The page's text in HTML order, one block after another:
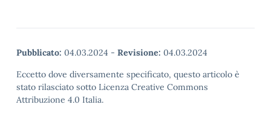
Pubblicato: 04.03.2024 - Revisione: 04.03.2024
Eccetto dove diversamente specificato, questo articolo è
stato rilasciato sotto Licenza Creative Commons
Attribuzione 4.0 Italia.